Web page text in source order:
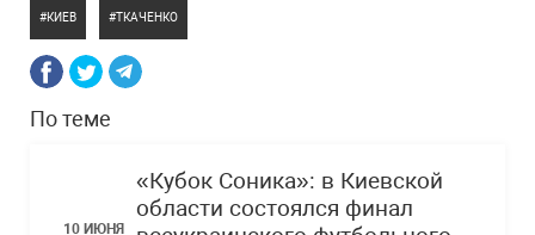
КИЕВ ТКАЧЕНКО
По теме
10 ИЮНЯ
«Кубок Соника»: в Киевской
области состоялся финал